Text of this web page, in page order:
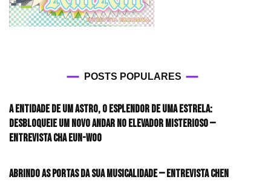
POSTS POPULARES
A entidade de um astro, o esplendor de uma estrela:
desbloqueie um novo andar no elevador misterioso —
Entrevista CHA EUN-WOO
Abrindo as portas da sua musicalidade — Entrevista CHEN